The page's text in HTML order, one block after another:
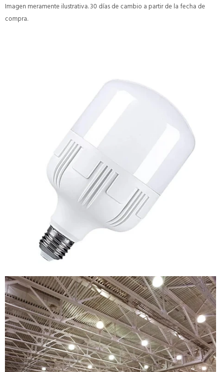
Imagen meramente ilustrativa. 30 días de cambio a partir de la fecha de
compra.